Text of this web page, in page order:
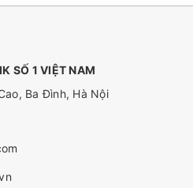
SỐ 1 VIỆT NAM
Ba Đình, Hà Nội